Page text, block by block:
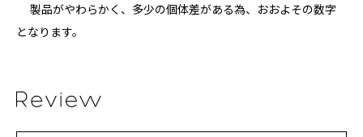
製品がやわらかく、多少の個体差がある為、おおよその数字
となります。